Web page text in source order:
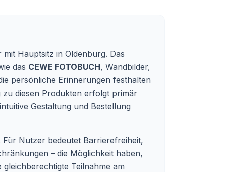
Hauptsitz in Oldenburg. Das
das CEWE FOTOBUCH, Wandbilder,
persönliche Erinnerungen festhalten
zu diesen Produkten erfolgt primär
Gestaltung und Bestellung
Nutzer bedeutet Barrierefreiheit,
– die Möglichkeit haben,
Teilnahme am